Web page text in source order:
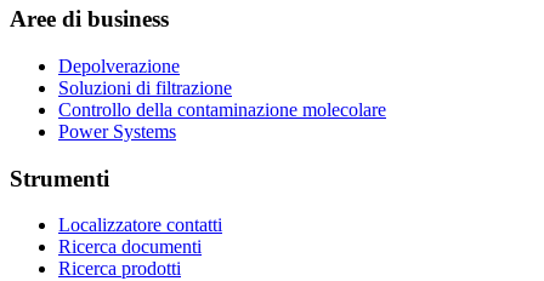
Aree di business
Depolverazione
Soluzioni di filtrazione
Controllo della contaminazione molecolare
Power Systems
Strumenti
Localizzatore contatti
Ricerca documenti
Ricerca prodotti